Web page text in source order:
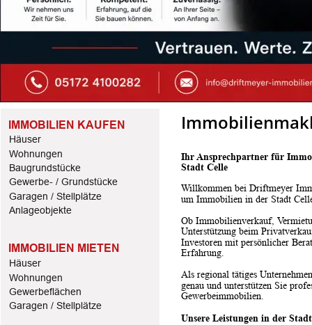
IMMOBILIEN KAUFEN
Häuser
Wohnungen
Baugrundstücke
Gewerbe- / Grundstücke
Garagen / Stellplätze
Anlageobjekte
IMMOBILIEN MIETEN
Häuser
Wohnungen
Gewerbeflächen
Garagen / Stellplätze
Ihr Ansprechpartner für
Stadt Celle
Willkommen bei Driftmeyer
um Immobilien in der Stadt
Ob Immobilienverkauf,
Unterstützung beim
Investoren mit persönlicher
Erfahrung.
Als regional tätiges
genau und unterstützen Sie
Gewerbeimmobilien.
Unsere Leistungen in der